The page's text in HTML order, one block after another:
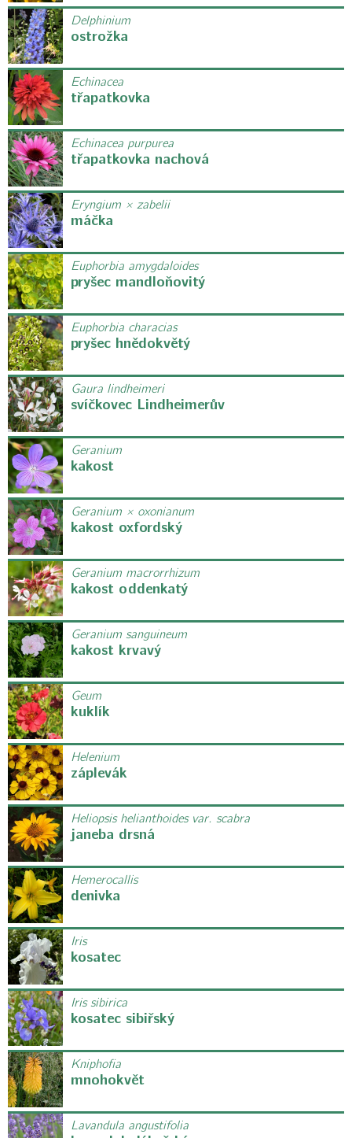
Delphinium
ostrožka
Echinacea
třapatkovka
Echinacea purpurea
třapatkovka nachová
Eryngium × zabelii
máčka
Euphorbia amygdaloides
pryšec mandloňovitý
Euphorbia characias
pryšec hnědokvětý
Gaura lindheimeri
svíčkovec Lindheimerův
Geranium
kakost
Geranium × oxonianum
kakost oxfordský
Geranium macrorrhizum
kakost oddenkatý
Geranium sanguineum
kakost krvavý
Geum
kuklík
Helenium
záplevák
Heliopsis helianthoides var. scabra
janeba drsná
Hemerocallis
denivka
Iris
kosatec
Iris sibirica
kosatec sibiřský
Kniphofia
mnohokvět
Lavandula angustifolia